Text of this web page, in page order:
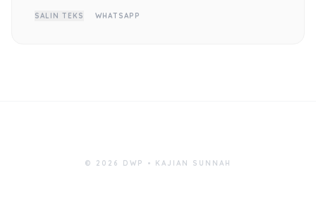
SALIN TEKS WHATSAPP
© 2026 DWP • KAJIAN SUNNAH